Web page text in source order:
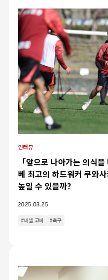
인터뷰
「앞으로 나아가는 의식
베 최고의 하드워커 쿠와
높일 수 있을까?
2025.03.25
#비셀 고베 #축구